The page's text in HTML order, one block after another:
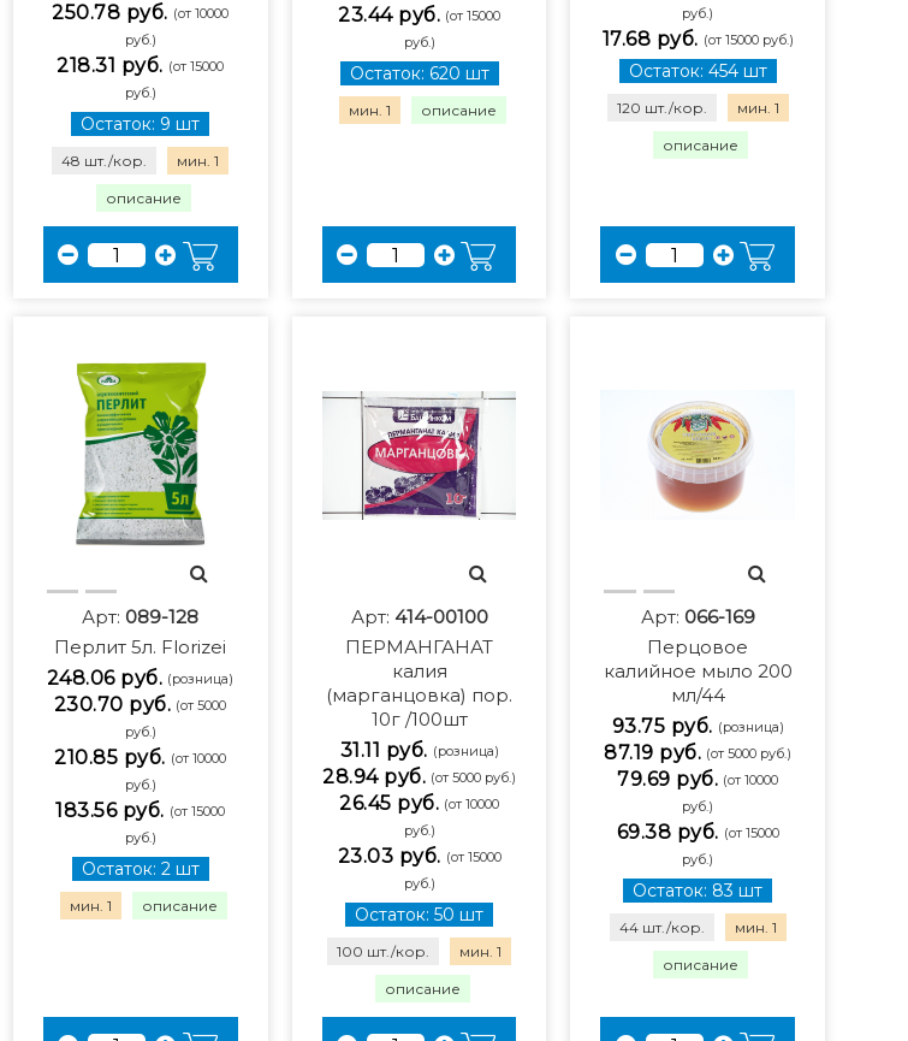
250.78 руб. (от 10000
руб.)
218.31 руб. (от 15000
руб.)
Остаток: 9 шт
48 шт./кор. мин. 1
описание
23.44 руб. (от 15000
руб.)
Остаток: 620 шт
мин. 1 описание
руб.)
17.68 руб. (от 15000 руб.)
Остаток: 454 шт
120 шт./кор. мин. 1
описание
Арт: 089-128
Перлит 5л. Florizei
248.06 руб. (розница)
230.70 руб. (от 5000
руб.)
210.85 руб. (от 10000
руб.)
183.56 руб. (от 15000
руб.)
Остаток: 2 шт
мин. 1 описание
Арт: 414-00100
ПЕРМАНГАНАТ
калия
(марганцовка) пор.
10г /100шт
31.11 руб. (розница)
28.94 руб. (от 5000 руб.)
26.45 руб. (от 10000
руб.)
23.03 руб. (от 15000
руб.)
Остаток: 50 шт
100 шт./кор. мин. 1
описание
Арт: 066-169
Перцовое
калийное мыло 200
мл/44
93.75 руб. (розница)
87.19 руб. (от 5000 руб.)
79.69 руб. (от 10000
руб.)
69.38 руб. (от 15000
руб.)
Остаток: 83 шт
44 шт./кор. мин. 1
описание